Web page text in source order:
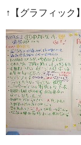
↑【グラフィック】